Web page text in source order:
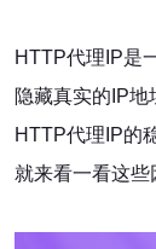
HTTP代理IP是
隐藏真实的IP地
HTTP代理IP的
就来看一看这些